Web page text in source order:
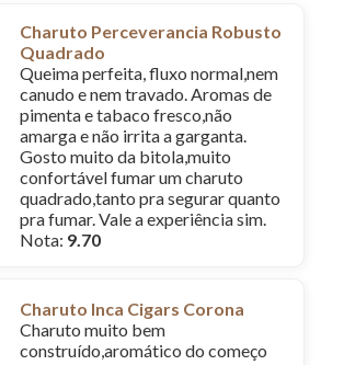
Charuto Perceverancia Robusto
Quadrado
Queima perfeita, fluxo normal,nem
canudo e nem travado. Aromas de
pimenta e tabaco fresco,não
amarga e não irrita a garganta.
Gosto muito da bitola,muito
confortável fumar um charuto
quadrado,tanto pra segurar quanto
pra fumar. Vale a experiência sim.
Nota: 9.70
Charuto Inca Cigars Corona
Charuto muito bem
construído,aromático do começo